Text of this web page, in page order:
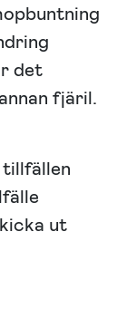
det
fjäril.
ut